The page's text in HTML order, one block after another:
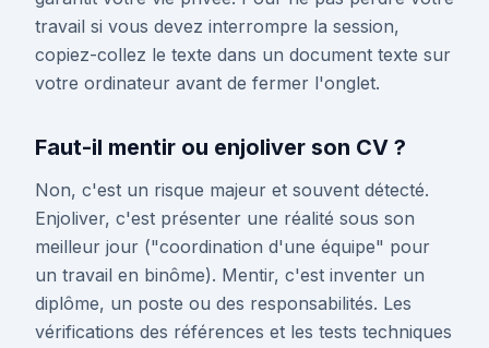
travail si vous devez interrompre la session,
copiez-collez le texte dans un document texte sur
votre ordinateur avant de fermer l'onglet.
Faut-il mentir ou enjoliver son CV ?
Non, c'est un risque majeur et souvent détecté.
Enjoliver, c'est présenter une réalité sous son
meilleur jour ("coordination d'une équipe" pour
un travail en binôme). Mentir, c'est inventer un
diplôme, un poste ou des responsabilités. Les
vérifications des références et les tests techniques